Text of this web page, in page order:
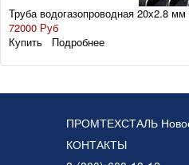
Труба водогазопроводная 20х2.8
72000 Руб
Купить
Подробнее
ПРОМТЕХСТАЛЬ
КОНТАКТЫ